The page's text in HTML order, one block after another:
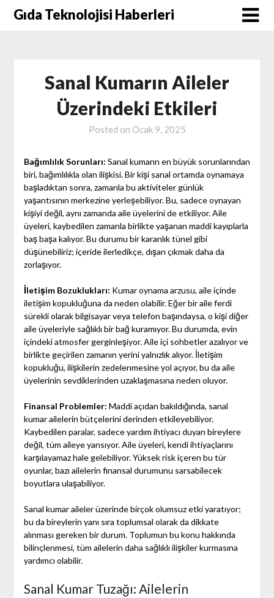
SkipGıda Teknolojisi Haberleri
Sanal Kumarın Aileler
Üzerindeki Etkileri
Posted on Ocak 9, 2025
Bağımlılık Sorunları: Sanal kumarın en büyük sorunlarından
biri, bağımlılıkla olan ilişkisi. Bir kişi sanal ortamda oynamaya
başladıktan sonra, zamanla bu aktiviteler günlük
yaşantısının merkezine yerleşebiliyor. Bu, sadece oynayan
kişiyi değil, aynı zamanda aile üyelerini de etkiliyor. Aile
üyeleri, kaybedilen zamanla birlikte yaşanan maddi kayıplarla
baş başa kalıyor. Bu durumu bir karanlık tünel gibi
düşünebiliriz; içeride ilerledikçe, dışarı çıkmak daha da
zorlaşıyor.
İletişim Bozuklukları: Kumar oynama arzusu, aile içinde
iletişim kopukluğuna da neden olabilir. Eğer bir aile ferdi
sürekli olarak bilgisayar veya telefon başındaysa, o kişi diğer
aile üyeleriyle sağlıklı bir bağ kuramıyor. Bu durumda, evin
içindeki atmosfer gerginleşiyor. Aile içi sohbetler azalıyor ve
birlikte geçirilen zamanın yerini yalnızlık alıyor. İletişim
kopukluğu, ilişkilerin zedelenmesine yol açıyor, bu da aile
üyelerinin sevdiklerinden uzaklaşmasına neden oluyor.
Finansal Problemler: Maddi açıdan bakıldığında, sanal
kumar ailelerin bütçelerini derinden etkileyebiliyor.
Kaybedilen paralar, sadece yardım ihtiyacı duyan bireylere
değil, tüm aileye yansıyor. Aile üyeleri, kendi ihtiyaçlarını
karşılayamaz hale gelebiliyor. Yüksek risk içeren bu tür
oyunlar, bazı ailelerin finansal durumunu sarsabilecek
boyutlara ulaşabiliyor.
Sanal kumar aileler üzerinde birçok olumsuz etki yaratıyor;
bu da bireylerin yanı sıra toplumsal olarak da dikkate
alınması gereken bir durum. Toplumun bu konu hakkında
bilinçlenmesi, tüm ailelerin daha sağlıklı ilişkiler kurmasına
yardımcı olabilir.
Sanal Kumar Tuzağı: Ailelerin